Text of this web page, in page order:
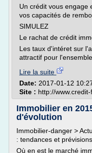
Un crédit vous engage
vos capacités de
SIMULEZ
Le rachat de crédit
Les taux d'intéret sur
attractif pour
Lire la suite
Date: 2017-01-12
Site : http://
Immobilier en
d'évolution
Immobilier-danger >
: tendances et prévisions
Où en est le marché